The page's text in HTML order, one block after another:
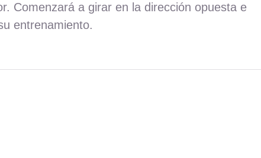
Comenzará a girar en la dirección opuesta e
entrenamiento.